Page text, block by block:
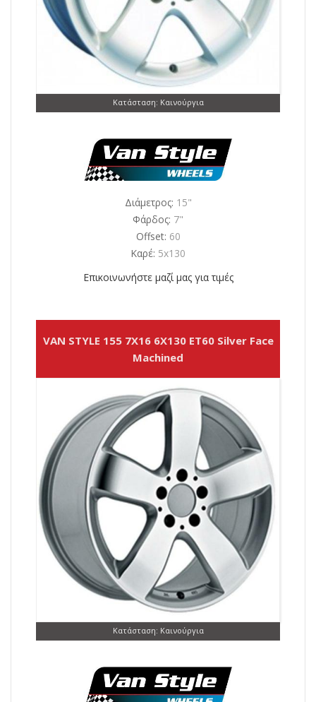
Κατάσταση: Καινούργια
Διάμετρος: 15"
Φάρδος: 7"
Offset: 60
Καρέ: 5x130
Επικοινωνήστε μαζί μας για τιμές
VAN STYLE 155 7X16 6X130 ET60 Silver Face
Machined
Κατάσταση: Καινούργια